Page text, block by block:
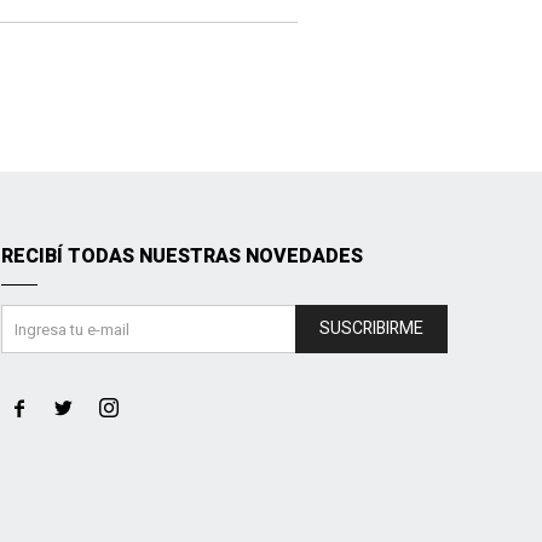
RECIBÍ TODAS NUESTRAS NOVEDADES
SUSCRIBIRME
  